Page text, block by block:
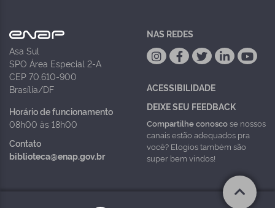
Asa Sul
SPO Área Especial 2-A
CEP 70.610-900
Brasília/DF
Horário de funcionamento
08h00 às 18h00
Contato
biblioteca@enap.gov.br
NAS REDES
ACESSIBILIDADE
DEIXE SEU FEEDBACK
Compartilhe conoscose nossos
canais estão adequados pra
você? Elogios também são
super bem vindos!